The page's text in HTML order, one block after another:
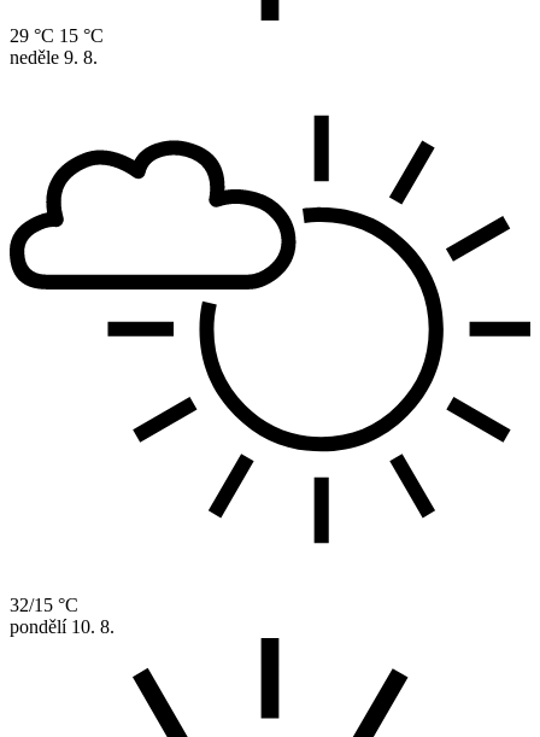
29 °C 15 °C
neděle 9. 8.
32/15 °C
pondělí 10. 8.